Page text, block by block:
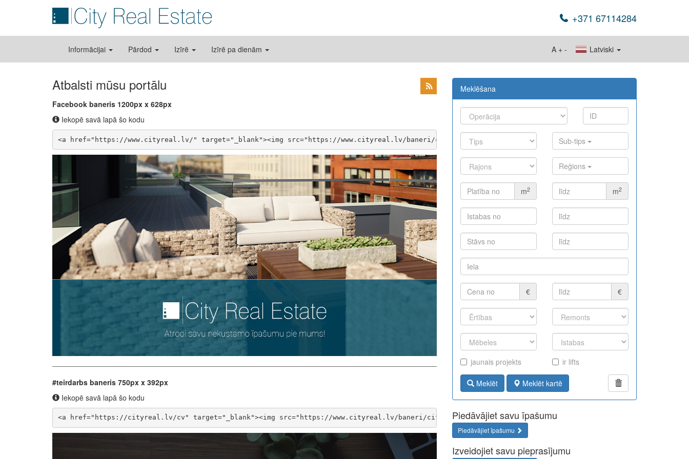
+371 67114284
Informācijai Pārdod Izīrē Izīrē pa dienām Latviski
A + -
Atbalsti mūsu portālu
Facebook baneris 1200px x 628px
Iekopē savā lapā šo kodu
<a href="https://www.cityreal.lv/" target="_blank"><img src="https://www.cityreal.lv/baneri/cityreal_1200_628_lv.jpg" width="1200" height="628"
#teirdarbs baneris 750px x 392px
Iekopē savā lapā šo kodu
<a href="https://cityreal.lv/cv" target="_blank"><img src="https://www.cityreal.lv/baneri/cityreal_750_392_lv.jpg" width="750" height="392" style="border-
Meklēšana
Sub-tips
Reģions
m2 m2
€ €
jaunais projekts ir lifts
Meklēt Meklēt kartē
Piedāvājiet savu īpašumu
Piedāvājiet īpašumu
Izveidojiet savu pieprasījumu